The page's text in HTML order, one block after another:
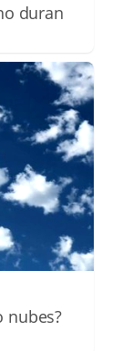
duran
nubes?